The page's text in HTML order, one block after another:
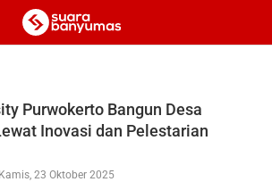
Purwokerto Bangun Desa
Inovasi dan Pelestarian
Kamis, 23 Oktober 2025